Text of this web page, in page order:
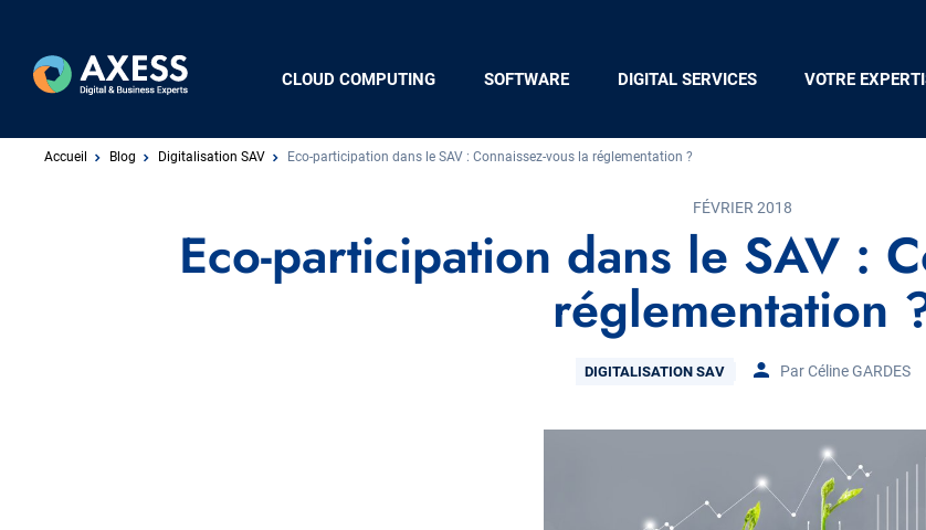
contenu
principal
principale
CLOUD COMPUTING SOFTWARE DIGITAL SERVICES VOTRE
Accueil Blog Digitalisation SAV Eco-participation dans le SAV : Connaissez-vous la réglementation ?
FÉVRIER 2018
Eco-participation dans le SAV :
réglementation
Thématique
DIGITALISATION SAV Par Céline GARDES